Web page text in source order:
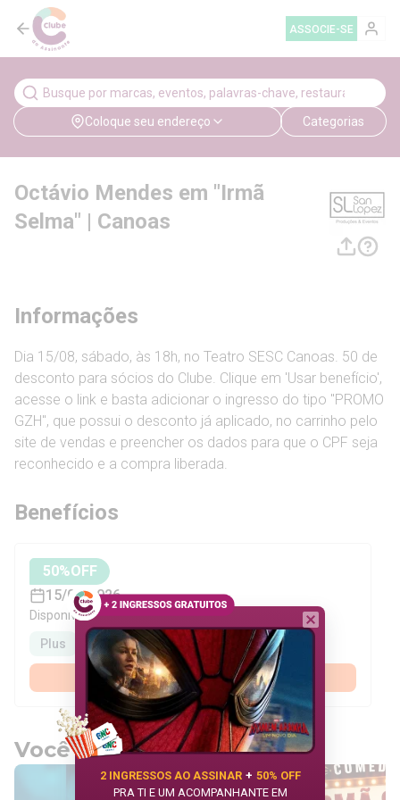
ASSOCIE-SE
Coloque seu endereço Categorias
Octávio Mendes em "Irmã
Selma" | Canoas
Informações
Dia 15/08, sábado, às 18h, no Teatro SESC Canoas. 50 de
desconto para sócios do Clube. Clique em 'Usar benefício',
acesse o link e basta adicionar o ingresso do tipo "PROMO
GZH", que possui o desconto já aplicado, no carrinho pelo
site de vendas e preencher os dados para que o CPF seja
reconhecido e a compra liberada.
Benefícios
50%OFF
15/08/2026
Disponível para assinantes:
Plus
Premium
Assinar agora
Você também pode gostar